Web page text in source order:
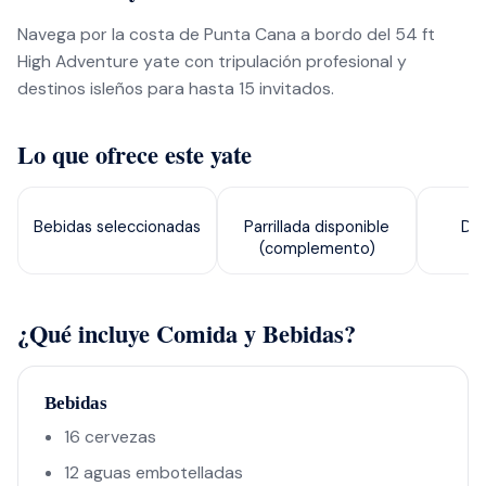
Navega por la costa de Punta Cana a bordo del 54 ft
High Adventure yate con tripulación profesional y
destinos isleños para hasta 15 invitados.
Lo que ofrece este yate
Bebidas seleccionadas
Parrillada disponible
(complemento)
¿Qué incluye Comida y Bebidas?
Bebidas
16 cervezas
12 aguas embotelladas